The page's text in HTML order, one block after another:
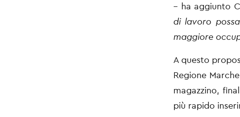
– ha aggiunto
di lavoro
maggiore
A questo
Regione
magazzino,
più rapido